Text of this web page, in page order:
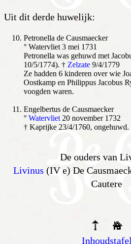
Uit dit derde huwelijk:
Petronella de Causmaecker
° Watervliet 3 mei 1731
Petronella was gehuwd met
10/5/1774). † Zelzate 9/4/1779
Ze hadden 6 kinderen over wie
Oostkamp en Philippus Jacobus
voogden waren.
Engelbertus de Causmaecker
° Watervliet 20 november 1732
† Kaprijke 23/4/1760, ongehuwd.
De ouders van
Livinus (IV e) De
Cautere
Inhoudstafel